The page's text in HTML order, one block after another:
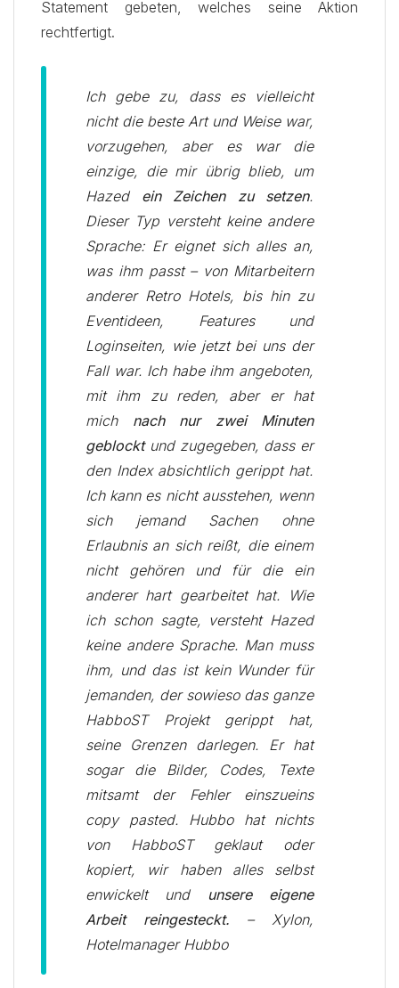
Statement gebeten, welches seine Aktion
rechtfertigt.
Ich gebe zu, dass es vielleicht
nicht die beste Art und Weise war,
vorzugehen, aber es war die
einzige, die mir übrig blieb, um
Hazed ein Zeichen zu setzen.
Dieser Typ versteht keine andere
Sprache: Er eignet sich alles an,
was ihm passt – von Mitarbeitern
anderer Retro Hotels, bis hin zu
Eventideen, Features und
Loginseiten, wie jetzt bei uns der
Fall war. Ich habe ihm angeboten,
mit ihm zu reden, aber er hat
mich nach nur zwei Minuten
geblocktund zugegeben, dass er
den Index absichtlich gerippt hat.
Ich kann es nicht ausstehen, wenn
sich jemand Sachen ohne
Erlaubnis an sich reißt, die einem
nicht gehören und für die ein
anderer hart gearbeitet hat. Wie
ich schon sagte, versteht Hazed
keine andere Sprache. Man muss
ihm, und das ist kein Wunder für
jemanden, der sowieso das ganze
HabboST Projekt gerippt hat,
seine Grenzen darlegen. Er hat
sogar die Bilder, Codes, Texte
mitsamt der Fehler einszueins
copy pasted. Hubbo hat nichts
von HabboST geklaut oder
kopiert, wir haben alles selbst
enwickelt und
unsere eigene
Arbeit reingesteckt. – Xylon,
Hotelmanager Hubbo